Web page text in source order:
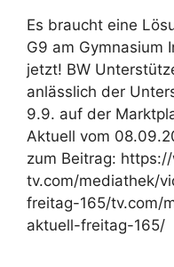
Es braucht eine
G9 am Gymnasium
jetzt! BW
anlässlich der
9.9. auf der
Aktuell vom
zum Beitrag:
tv.com/mediathek/
freitag-165/tv.com/
aktuell-freitag-165/